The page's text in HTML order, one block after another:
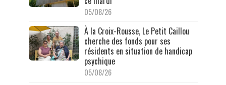
05/08/26
À la Croix-Rousse, Le Petit Caillou
cherche des fonds pour ses
résidents en situation de handicap
psychique
05/08/26